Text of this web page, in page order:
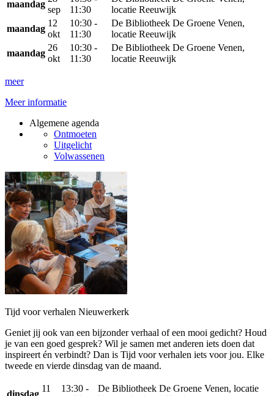
maandag
sep
11:30
locatie Reeuwijk
maandag
12
okt
10:30 -
11:30
De Bibliotheek De Groene Venen,
locatie Reeuwijk
maandag
26
okt
10:30 -
11:30
De Bibliotheek De Groene Venen,
locatie Reeuwijk
meer
Meer informatie
Algemene agenda
Ontmoeten
Uitgelicht
Volwassenen
Tijd voor verhalen Nieuwerkerk
Geniet jij ook van een bijzonder verhaal of een mooi gedicht? Houd
je van een goed gesprek? Wil je samen met anderen iets doen dat
inspireert én verbindt? Dan is Tijd voor verhalen iets voor jou. Elke
tweede en vierde dinsdag van de maand.
dinsdag
11
13:30 -
De Bibliotheek De Groene Venen, locatie